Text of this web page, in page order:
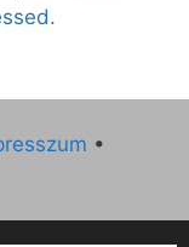
•